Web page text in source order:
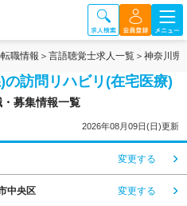
職情報 言語聴覚士求人一覧 神奈川県
訪問リハビリ(在宅医療)
募集情報一覧
2026年08月09日(日)更新
変更する
中央区 変更する